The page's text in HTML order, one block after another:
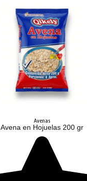
Avenas
Avena en Hojuelas 200 gr